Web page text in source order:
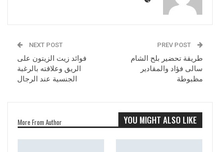
طريقة تحضير بلح الشام
سالى فؤاد والمقادير
مظبوطة
NEXT POST
فوائد زيت الزيتون على
الريق وعلاقته بالرغبة
الجنسية عند الرجال
YOU MIGHT ALSO LIKE
More From Author